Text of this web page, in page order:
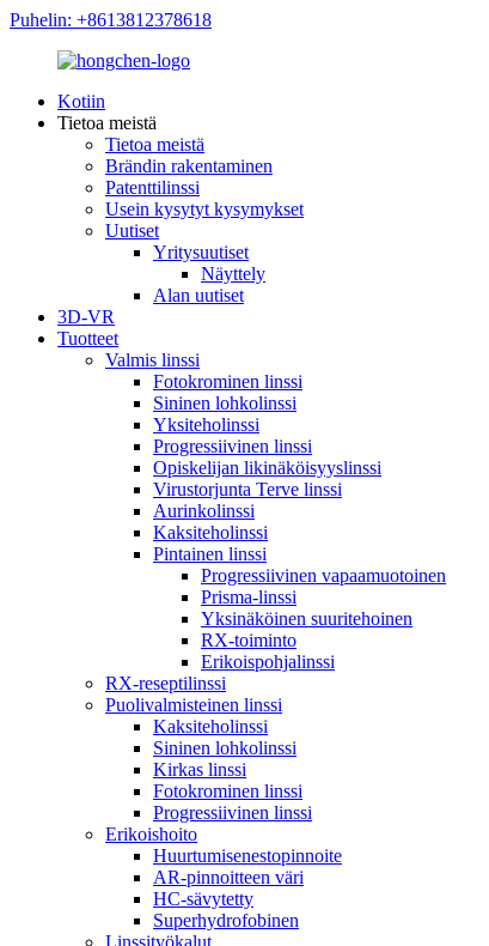
Puhelin: +8613812378618
Kotiin
Tietoa meistä
Tietoa meistä
Brändin rakentaminen
Patenttilinssi
Usein kysytyt kysymykset
Uutiset
Yritysuutiset
Näyttely
Alan uutiset
3D-VR
Tuotteet
Valmis linssi
Fotokrominen linssi
Sininen lohkolinssi
Yksiteholinssi
Progressiivinen linssi
Opiskelijan likinäköisyyslinssi
Virustorjunta Terve linssi
Aurinkolinssi
Kaksiteholinssi
Pintainen linssi
Progressiivinen vapaamuotoinen
Prisma-linssi
Yksinäköinen suuritehoinen
RX-toiminto
Erikoispohjalinssi
RX-reseptilinssi
Puolivalmisteinen linssi
Kaksiteholinssi
Sininen lohkolinssi
Kirkas linssi
Fotokrominen linssi
Progressiivinen linssi
Erikoishoito
Huurtumisenestopinnoite
AR-pinnoitteen väri
HC-sävytetty
Superhydrofobinen
Linssityökalut